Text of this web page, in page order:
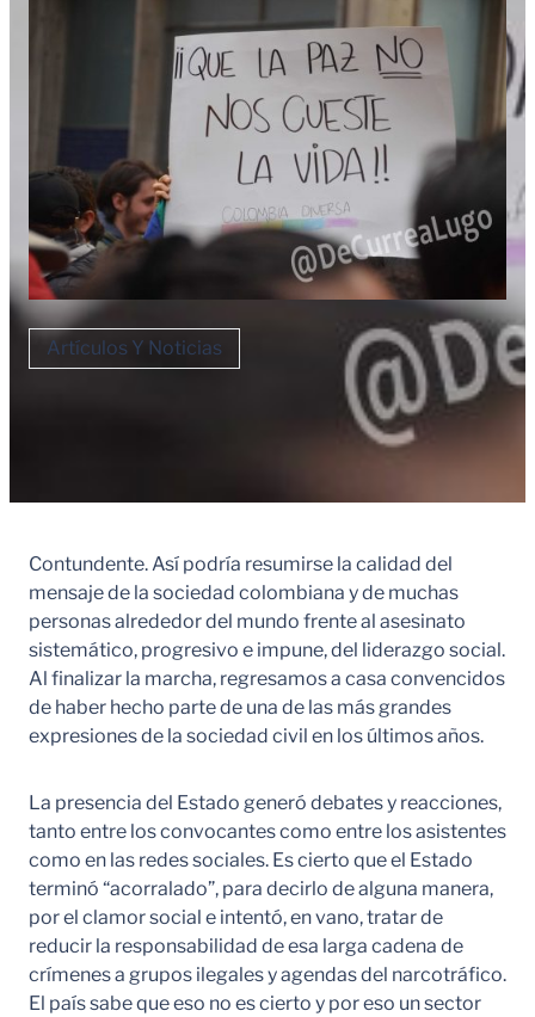
Artículos Y Noticias
Contundente. Así podría resumirse la calidad del
mensaje de la sociedad colombiana y de muchas
personas alrededor del mundo frente al asesinato
sistemático, progresivo e impune, del liderazgo social.
Al finalizar la marcha, regresamos a casa convencidos
de haber hecho parte de una de las más grandes
expresiones de la sociedad civil en los últimos años.
La presencia del Estado generó debates y reacciones,
tanto entre los convocantes como entre los asistentes
como en las redes sociales. Es cierto que el Estado
terminó “acorralado”, para decirlo de alguna manera,
por el clamor social e intentó, en vano, tratar de
reducir la responsabilidad de esa larga cadena de
crímenes a grupos ilegales y agendas del narcotráfico.
El país sabe que eso no es cierto y por eso un sector